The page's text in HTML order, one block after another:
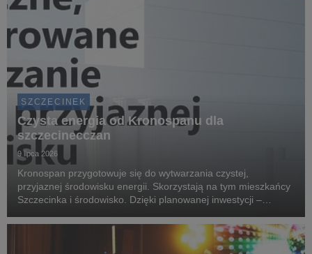
SZCZECINEK
Czysta energia od Kronospanu dla
szczecinecczan
9 lipca 2026
Kronospan przygotowuje się do wytwarzania czystej,
przyjaznej środowisku energii. Skorzystają na tym mieszkańcy
Szczecinka i środowisko. Dzięki planowanej inwestycji –
domów szczecinecczan popłynie ogrzewanie ...